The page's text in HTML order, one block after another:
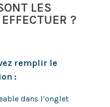
LES
?
remplir le
:
dans l’onglet